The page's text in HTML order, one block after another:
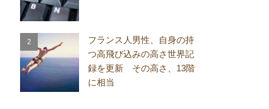
フランス人男性、自身の持
つ高飛び込みの高さ世界記
録を更新 その高さ、13階
に相当